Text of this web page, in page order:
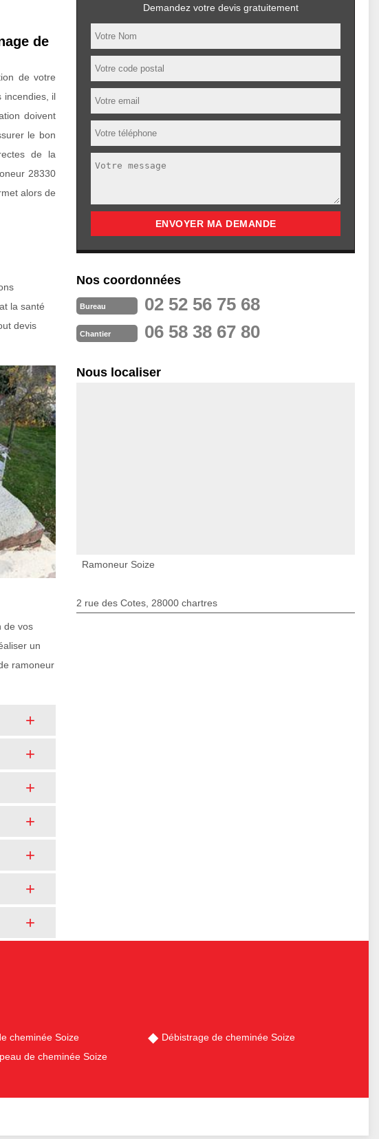
de
de votre
incendies, il
doivent
le bon
de la
28330
alors de
la santé
devis
de vos
un
ramoneur
Demandez votre devis gratuitement
Nos coordonnées
Bureau 02 52 56 75 68
Chantier 06 58 38 67 80
Nous localiser
Ramoneur Soize
2 rue des Cotes, 28000 chartres
cheminée Soize
de cheminée Soize
Débistrage de cheminée Soize